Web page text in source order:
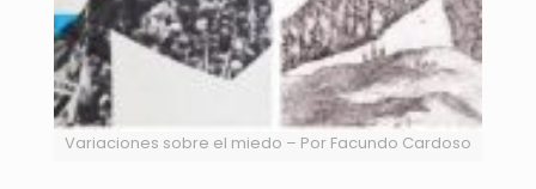
Variaciones sobre el miedo – Por Facundo Cardoso